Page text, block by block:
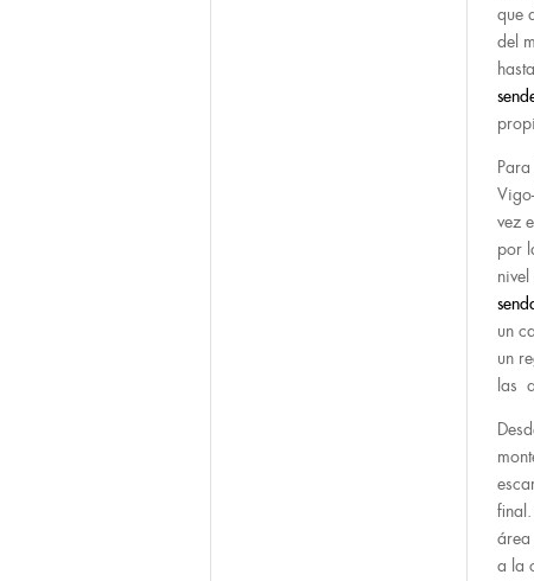
que
del
vez
por
un
un
las
área
a la